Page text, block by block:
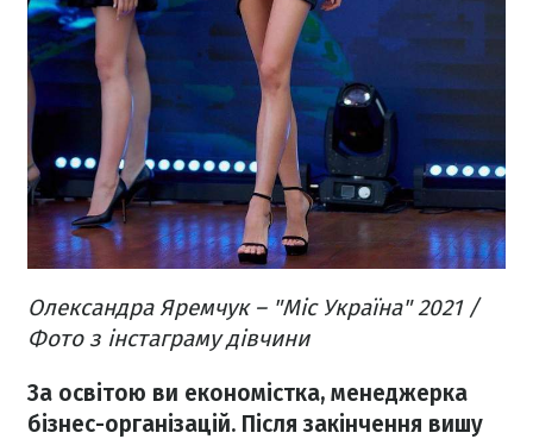
Олександра Яремчук – "Міс Україна" 2021 /
Фото з інстаграму дівчини
За освітою ви економістка, менеджерка
бізнес-організацій. Після закінчення вишу